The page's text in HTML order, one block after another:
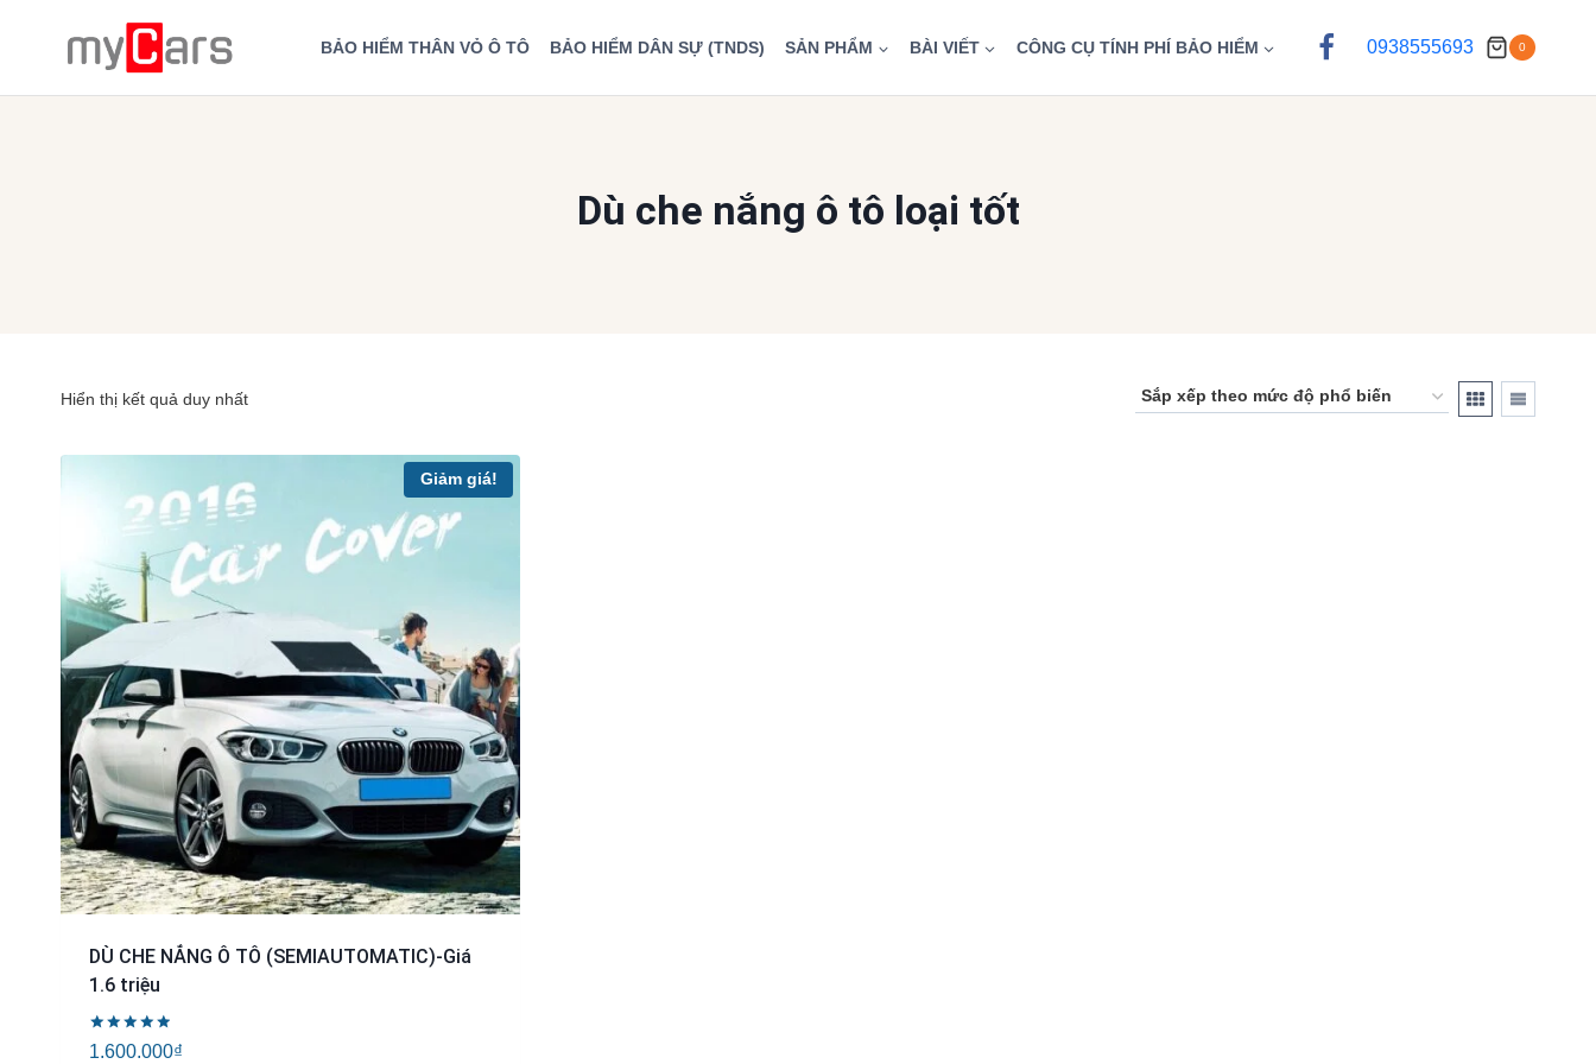
BẢO HIỂM THÂN VỎ Ô TÔ BẢO HIỂM DÂN SỰ (TNDS) SẢN PHẨM BÀI VIẾT CÔNG CỤ TÍNH PHÍ BẢO HIỂM 0938555693 0
Dù che nắng ô tô loại tốt
Hiển thị kết quả duy nhất
Giảm giá!
DÙ CHE NẮNG Ô TÔ (SEMIAUTOMATIC)-Giá
1.6 triệu
Được xếp
hạng
1.600.000₫